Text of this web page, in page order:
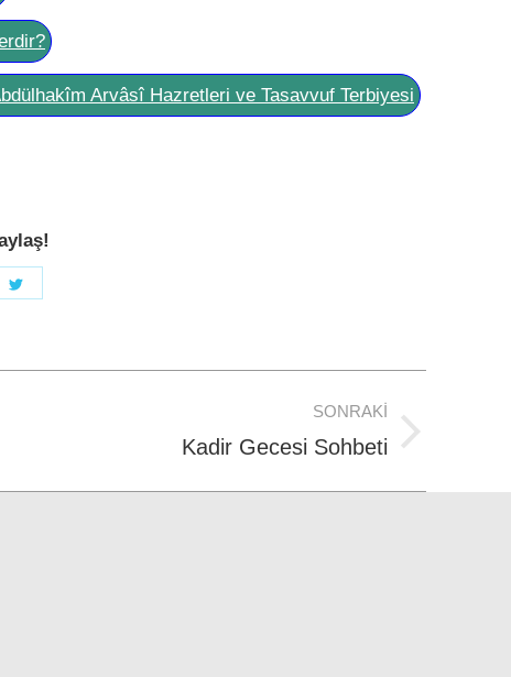
Arvâsî Hazretleri ve Tasavvuf Terbiyesi
SONRAKI
Kadir Gecesi Sohbeti